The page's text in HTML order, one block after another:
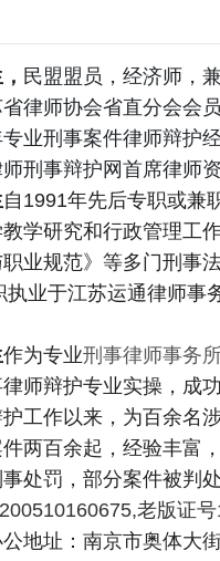
民盟盟员，经济师，
律师协会省直分会会
业刑事案件律师辩护
刑事辩护网首席律师资
自1991年先后专职或兼
学研究和行政管理工
业规范》等多门刑事
执业于江苏运通律师
作为专业刑事律师事务
师辩护专业实操，成
工作以来，为百余名
两百余起，经验丰富
处罚，部分案件被判
老版证
地址：南京市奥体大